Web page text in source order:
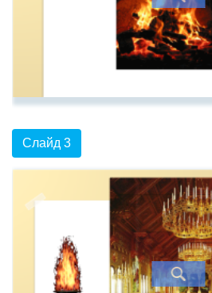
Слайд 3